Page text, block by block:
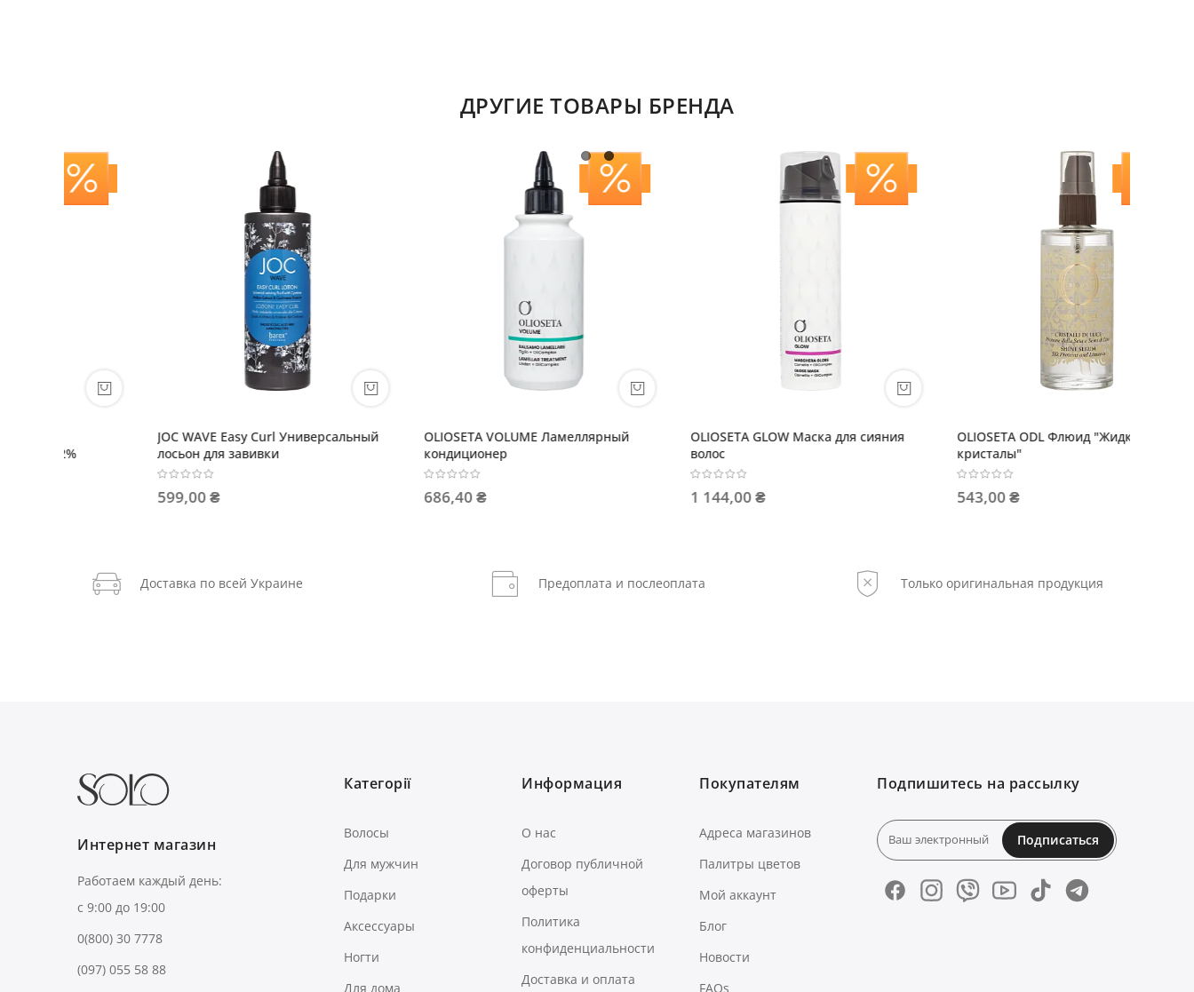
ДРУГИЕ ТОВАРЫ БРЕНДА
JOC WAVE Easy Curl Универсальный
лосьон для завивки
OLIOSETA VOLUME Ламеллярный
кондиционер
OLIOSETA GLOW Маска для сияния
OLIOSETA ODL Флюид "Жидкие
Доставка по всей Украине Предоплата и послеоплата Только оригинальная продукция
Интернет магазин
Работаем каждый день:
с 9:00 до 19:00
0(800) 30 7778
(097) 055 58 88
Категорії
Волосы
Для мужчин
Подарки
Аксессуары
Ногти
Для дома
Информация
О нас
Договор публичной
оферты
Политика
конфиденциальности
Доставка и оплата
Покупателям
Адреса магазинов
Палитры цветов
Мой аккаунт
Блог
Новости
FAQs
Подпишитесь на рассылку
Подписаться